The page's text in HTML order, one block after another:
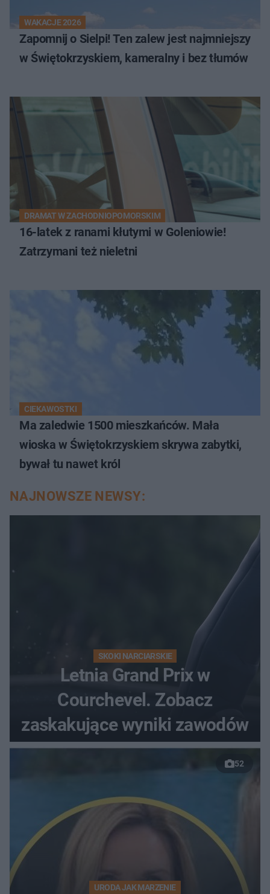
WAKACJE 2026
Zapomnij o Sielpi! Ten zalew jest najmniejszy
w Świętokrzyskiem, kameralny i bez tłumów
DRAMAT W ZACHODNIOPOMORSKIM
16-latek z ranami kłutymi w Goleniowie!
Zatrzymani też nieletni
CIEKAWOSTKI
Ma zaledwie 1500 mieszkańców. Mała
wioska w Świętokrzyskiem skrywa zabytki,
bywał tu nawet król
NAJNOWSZE NEWSY:
SKOKI NARCIARSKIE
Letnia Grand Prix w
Courchevel. Zobacz
zaskakujące wyniki zawodów
52
URODA JAK MARZENIE